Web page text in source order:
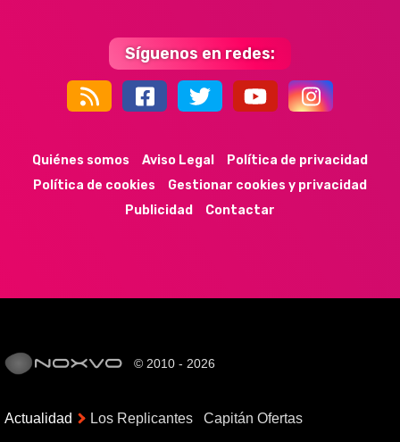
Síguenos en redes:
44k 9k 35k 352
Quiénes somos Aviso Legal
Política de privacidad
Política de cookies
Gestionar cookies y privacidad
Publicidad
Contactar
© 2010 - 2026
Actualidad Los Replicantes Capitán Ofertas